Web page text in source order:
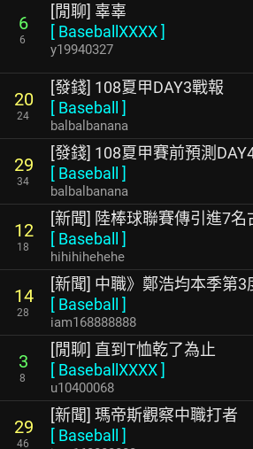
6
6
[閒聊] 辜辜
[ BaseballXXXX]
y19940327
20
24
[發錢] 108夏甲DAY3戰報
[ Baseball ]
balbalbanana
29
34
[發錢] 108夏甲賽前預測
[ Baseball ]
balbalbanana
12
18
[新聞] 陸棒球聯賽傳引進7
[ Baseball ]
hihihihehehe
14
28
[新聞] 中職》鄭浩均本季第3
[ Baseball ]
iam168888888
3
8
[閒聊] 直到T恤乾了為止
[ BaseballXXXX]
u10400068
29
46
[新聞] 瑪帝斯觀察中職打者
[ Baseball ]